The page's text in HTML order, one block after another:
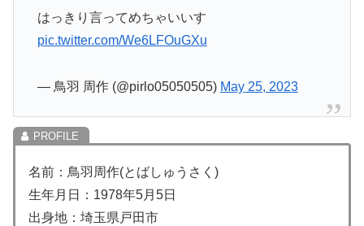
はっきり言ってめちゃいいす
pic.twitter.com/We6LFOuGXu
— 鳥羽 周作 (@pirlo05050505) May 25, 2023
名前：鳥羽周作(とばしゅうさく)
生年月日：1978年5月5日
出身地：埼玉県戸田市